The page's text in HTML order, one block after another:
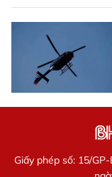
Giấy phép số: 15/